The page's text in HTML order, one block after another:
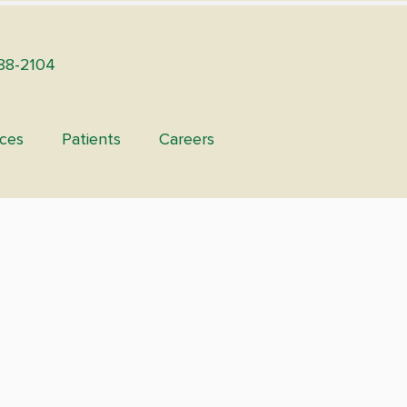
2104
Patients Careers